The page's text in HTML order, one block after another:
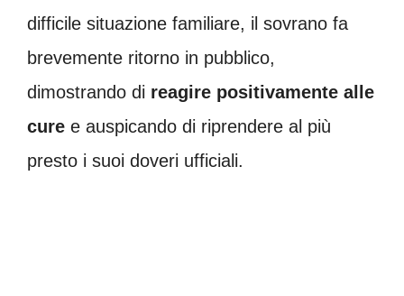
difficile situazione familiare, il sovrano fa
brevemente ritorno in pubblico,
dimostrando di reagire positivamente alle
cure e auspicando di riprendere al più
presto i suoi doveri ufficiali.